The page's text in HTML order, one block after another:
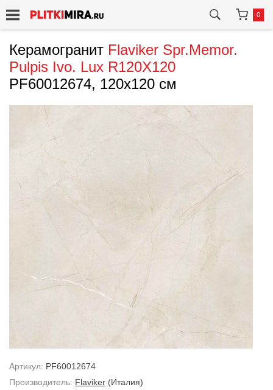
0
Керамогранит Flaviker Spr.Memor.
Pulpis Ivo. Lux R120X120
PF60012674, 120x120 см
Артикул: PF60012674
Производитель: Flaviker (Италия)